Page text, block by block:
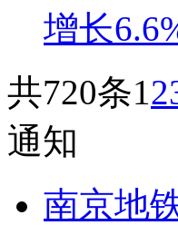
增长
共720条12
通知
南京地